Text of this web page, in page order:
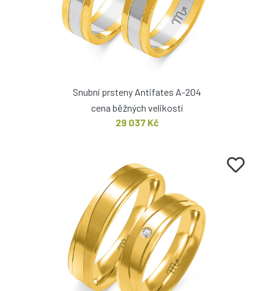
Snubní prsteny Antifates A-204
cena běžných velikostí
29 037 Kč